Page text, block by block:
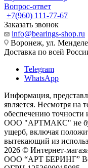
Вопрос-ответ
+7(960) 111-77-67
Заказать звонок
info@bearings-shop.ru
Воронеж, ул.
Доставка по всей
Telegram
WhatsApp
Информация,
является. Несмотря на
обеспечению точности
ООО "АРТМАКС" не
ущерб, включая
вытекающий из
2026 © Интернет-
ООО “АРТ БЕРИНГ”